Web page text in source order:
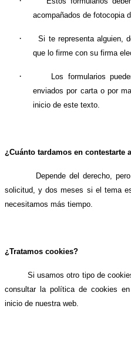
acompañados de fotocopia
·
Si te representa alguien,
que lo firme con su firma
·
Los formularios
enviados por carta o por
inicio de este texto.
¿Cuánto tardamos en contestarte
Depende del derecho,
solicitud, y dos meses si el tema
necesitamos más tiempo.
¿Tratamos cookies?
Si usamos otro tipo de
consultar la política de cookies
inicio de nuestra web.